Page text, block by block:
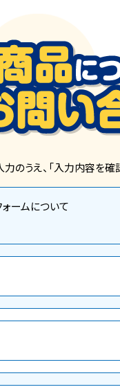
のうえ、「入力内容を確
ームについて